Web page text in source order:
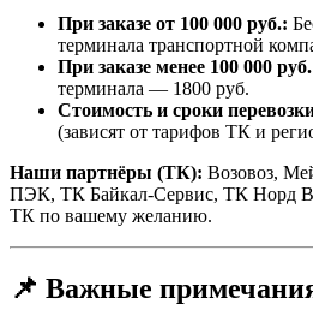
При заказе от 100 000 руб.:
терминала транспортной
При заказе менее 100 000
терминала — 1800 руб.
Стоимость и сроки
(зависят от тарифов ТК и
Наши партнёры (ТК): Возовоз,
ПЭК, ТК Байкал-Сервис, ТК Норд
ТК по вашему желанию.
📌 Важные